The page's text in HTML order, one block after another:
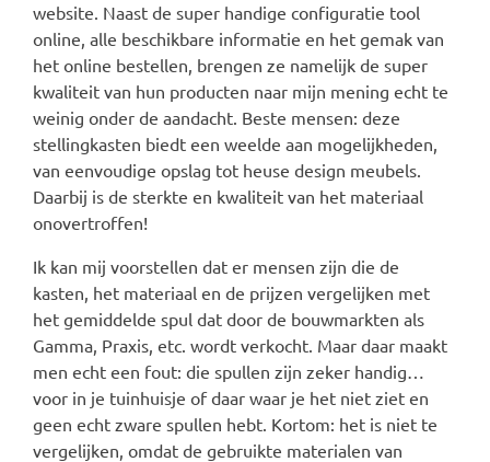
website. Naast de super handige configuratie tool
online, alle beschikbare informatie en het gemak van
het online bestellen, brengen ze namelijk de super
kwaliteit van hun producten naar mijn mening echt te
weinig onder de aandacht. Beste mensen: deze
stellingkasten biedt een weelde aan mogelijkheden,
van eenvoudige opslag tot heuse design meubels.
Daarbij is de sterkte en kwaliteit van het materiaal
onovertroffen!
Ik kan mij voorstellen dat er mensen zijn die de
kasten, het materiaal en de prijzen vergelijken met
het gemiddelde spul dat door de bouwmarkten als
Gamma, Praxis, etc. wordt verkocht. Maar daar maakt
men echt een fout: die spullen zijn zeker handig…
voor in je tuinhuisje of daar waar je het niet ziet en
geen echt zware spullen hebt. Kortom: het is niet te
vergelijken, omdat de gebruikte materialen van